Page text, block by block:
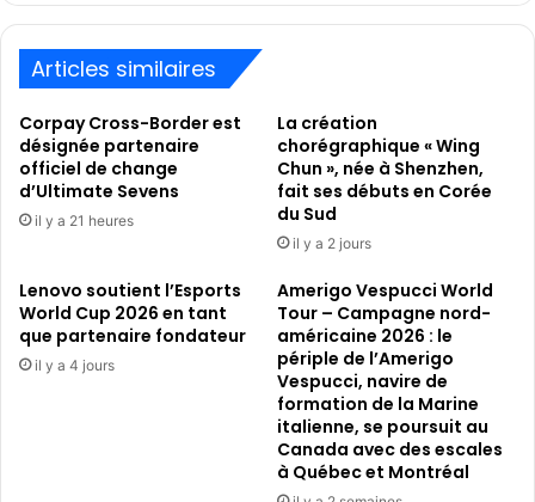
2024
une
plateforme
développement
de
magnétocardiographie
portable
Articles similaires
Corpay Cross-Border est
désignée partenaire
officiel de change
d’Ultimate Sevens
il y a 21 heures
La création
chorégraphique « Wing
Chun », née à Shenzhen,
fait ses débuts en Corée
du Sud
il y a 2 jours
Lenovo soutient l’Esports
World Cup 2026 en tant
que partenaire fondateur
il y a 4 jours
Amerigo Vespucci World
Tour – Campagne nord-
américaine 2026 : le
périple de l’Amerigo
Vespucci, navire de
formation de la Marine
italienne, se poursuit au
Canada avec des escales
à Québec et Montréal